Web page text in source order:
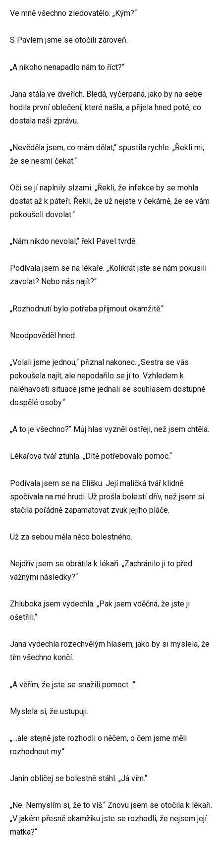
Ve mně všechno zledovatělo. „Kým?“
S Pavlem jsme se otočili zároveň.
„A nikoho nenapadlo nám to říct?“
Jana stála ve dveřích. Bledá, vyčerpaná, jako by na sebe
hodila první oblečení, které našla, a přijela hned poté, co
dostala naši zprávu.
„Nevěděla jsem, co mám dělat,“ spustila rychle. „Řekli mi,
že se nesmí čekat.“
Oči se jí naplnily slzami. „Řekli, že infekce by se mohla
dostat až k páteři. Řekli, že už nejste v čekárně, že se vám
pokoušeli dovolat.“
„Nám nikdo nevolal,“ řekl Pavel tvrdě.
Podívala jsem se na lékaře. „Kolikrát jste se nám pokusili
zavolat? Nebo nás najít?“
„Rozhodnutí bylo potřeba přijmout okamžitě.“
Neodpověděl hned.
„Volali jsme jednou,“ přiznal nakonec. „Sestra se vás
pokoušela najít, ale nepodařilo se jí to. Vzhledem k
naléhavosti situace jsme jednali se souhlasem dostupné
dospělé osoby.“
„A to je všechno?“ Můj hlas vyzněl ostřeji, než jsem chtěla.
Lékařova tvář ztuhla. „Dítě potřebovalo pomoc.“
Podívala jsem se na Elišku. Její maličká tvář klidně
spočívala na mé hrudi. Už prošla bolestí dřív, než jsem si
stačila pořádně zapamatovat zvuk jejího pláče.
Už za sebou měla něco bolestného.
Nejdřív jsem se obrátila k lékaři. „Zachránilo ji to před
vážnými následky?“
Zhluboka jsem vydechla. „Pak jsem vděčná, že jste ji
ošetřili.“
Jana vydechla rozechvělým hlasem, jako by si myslela, že
tím všechno končí.
„A věřím, že jste se snažili pomoct…“
Myslela si, že ustupuji.
„…ale stejně jste rozhodli o něčem, o čem jsme měli
rozhodnout my.“
Janin obličej se bolestně stáhl. „Já vím.“
„Ne. Nemyslím si, že to víš.“ Znovu jsem se otočila k lékaři.
„V jakém přesně okamžiku jste se rozhodli, že nejsem její
matka?“